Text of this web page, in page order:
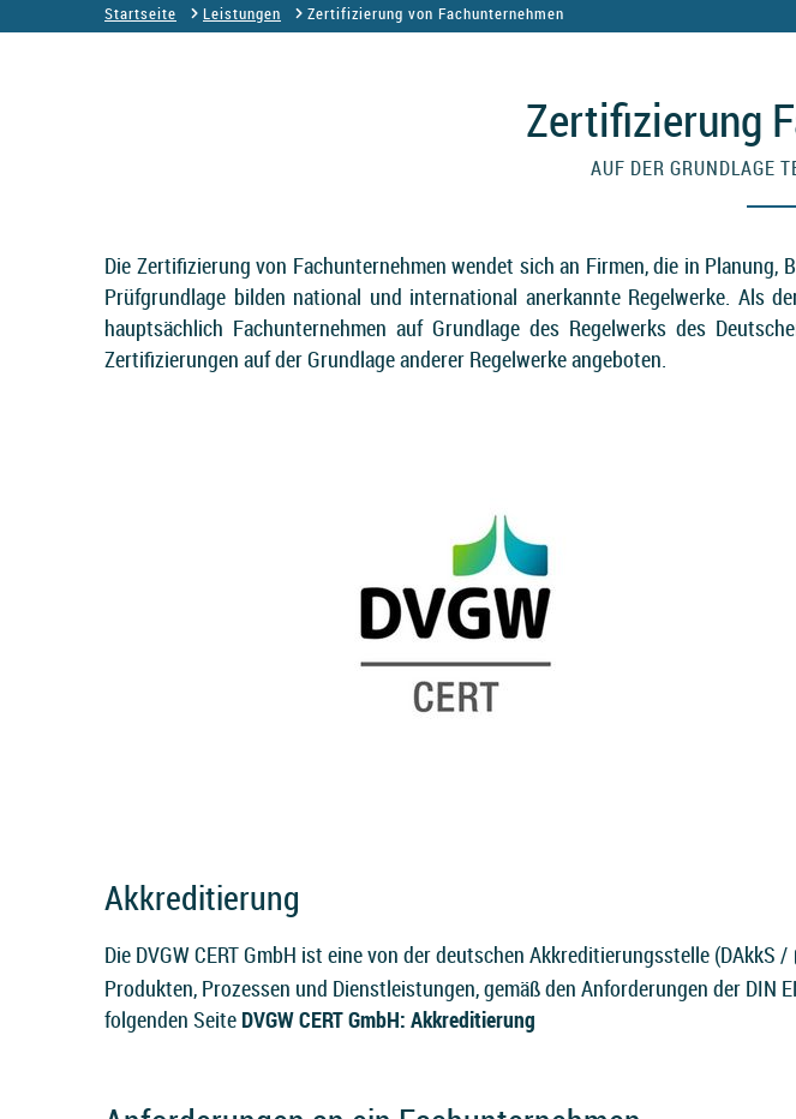
Startseite Leistungen Zertifizierung von Fachunternehmen
Zertifizierung
AUF DER GRUNDLAGE
Die Zertifizierung von Fachunternehmen wendet sich an Firmen, die in
Prüfgrundlage bilden national und international anerkannte Regelwerke. Als
hauptsächlich Fachunternehmen auf Grundlage des Regelwerks des
Zertifizierungen auf der Grundlage anderer Regelwerke angeboten.
Akkreditierung
Die DVGW CERT GmbH ist eine von der deutschen Akkreditierungsstelle (DAkkS /
Produkten, Prozessen und Dienstleistungen, gemäß den Anforderungen der
folgenden Seite DVGW CERT GmbH: Akkreditierung